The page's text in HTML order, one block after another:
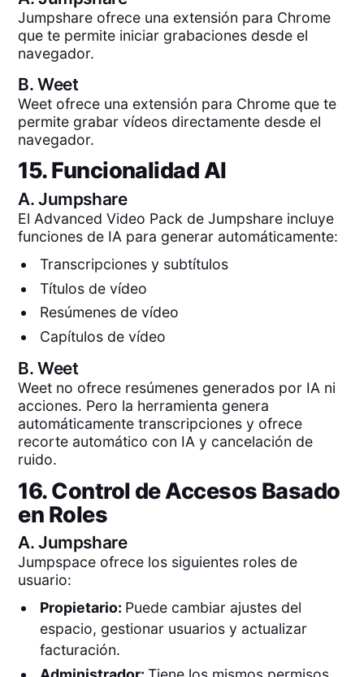
Jumpshare ofrece una extensión para Chrome
que te permite iniciar grabaciones desde el
navegador.
B.Weet
Weet ofrece una extensión para Chrome que te
permite grabar vídeos directamente desde el
navegador.
15. Funcionalidad AI
A.Jumpshare
El Advanced Video Pack de Jumpshare incluye
funciones de IA para generar automáticamente:
Transcripciones y subtítulos
Títulos de vídeo
Resúmenes de vídeo
Capítulos de vídeo
B.Weet
Weet no ofrece resúmenes generados por IA ni
acciones. Pero la herramienta genera
automáticamente transcripciones y ofrece
recorte automático con IA y cancelación de
ruido.
16. Control de Accesos Basado
en Roles
A.Jumpshare
Jumpspace ofrece los siguientes roles de
usuario:
Propietario: Puede cambiar ajustes del
espacio, gestionar usuarios y actualizar
facturación.